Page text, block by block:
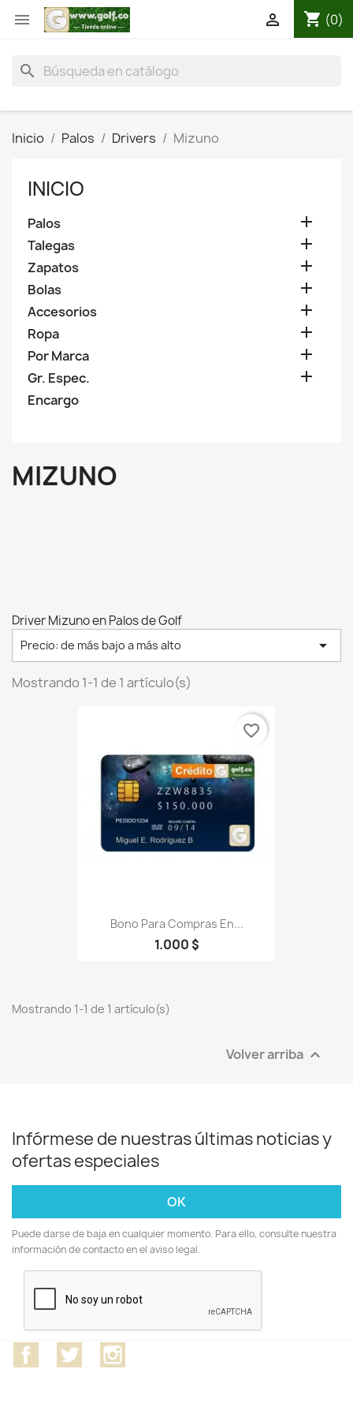
 shopping_cart (0)

search
Inicio Palos Drivers Mizuno
INICIO
Palos 
Talegas 
Zapatos 
Bolas 
Accesorios 
Ropa 
Por Marca 
Gr. Espec. 
Encargo
MIZUNO
Driver Mizuno en Palos de Golf
Precio: de más bajo a más alto 
Mostrando 1-1 de 1 artículo(s)
Bono Para Compras En...
1.000 $
favorite_border
Mostrando 1-1 de 1 artículo(s)
Volver arriba 
Infórmese de nuestras últimas noticias y
ofertas especiales
Puede darse de baja en cualquier momento. Para ello, consulte nuestra
información de contacto en el aviso legal.
FacebookTwitter